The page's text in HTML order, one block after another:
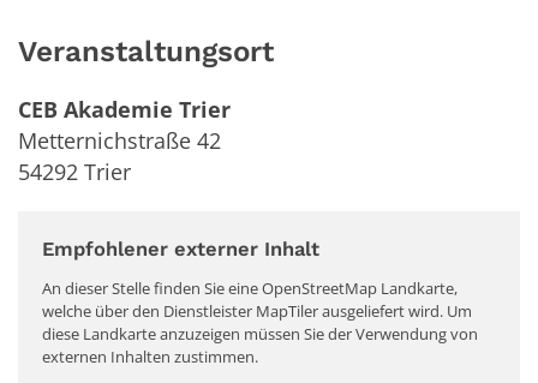
Veranstaltungsort
CEB Akademie Trier
Metternichstraße 42
54292 Trier
Empfohlener externer Inhalt
An dieser Stelle finden Sie eine OpenStreetMap Landkarte,
welche über den Dienstleister MapTiler ausgeliefert wird. Um
diese Landkarte anzuzeigen müssen Sie der Verwendung von
externen Inhalten zustimmen.